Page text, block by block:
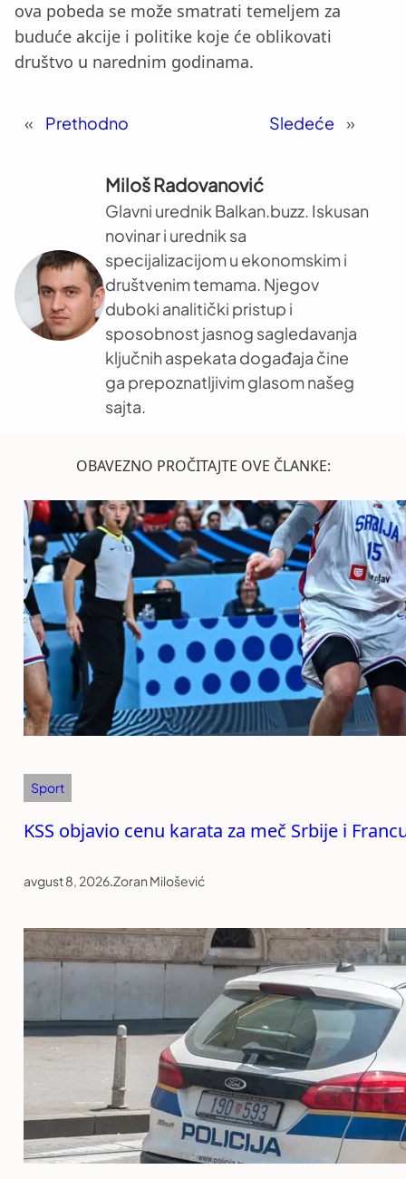
ova pobeda se može smatrati temeljem za
buduće akcije i politike koje će oblikovati
društvo u narednim godinama.
« Prethodno Sledeće »
Miloš Radovanović
Glavni urednik Balkan.buzz. Iskusan
novinar i urednik sa
specijalizacijom u ekonomskim i
društvenim temama. Njegov
duboki analitički pristup i
sposobnost jasnog sagledavanja
ključnih aspekata događaja čine
ga prepoznatljivim glasom našeg
sajta.
OBAVEZNO PROČITAJTE OVE ČLANKE:
Sport
KSS objavio cenu karata za meč Srbije i
avgust 8, 2026.Zoran Milošević